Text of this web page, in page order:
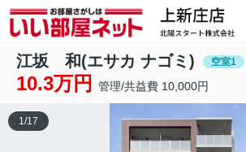
江坂 和(エサカ ナゴミ) 空室1
10.3万円 管理/共益費 10,000円
1/17